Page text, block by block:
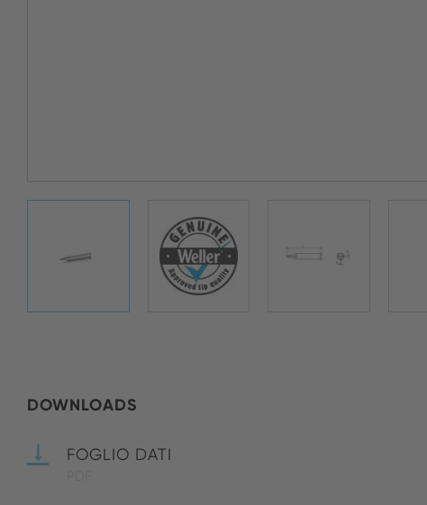
DOWNLOADS
FOGLIO DATI